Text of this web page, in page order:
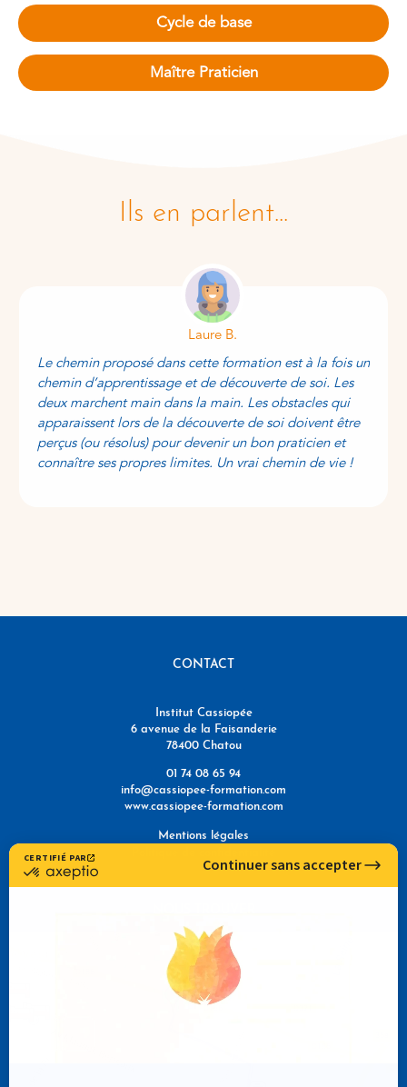
Cycle de base
Maître Praticien
Ils en parlent...
Laure B.
Le chemin proposé dans cette formation est à la fois un
chemin d’apprentissage et de découverte de soi. Les
deux marchent main dans la main. Les obstacles qui
apparaissent lors de la découverte de soi doivent être
perçus (ou résolus) pour devenir un bon praticien et
connaître ses propres limites. Un vrai chemin de vie !
CONTACT
Institut Cassiopée
6 avenue de la Faisanderie
78400 Chatou
01 74 08 65 94
info@cassiopee-formation.com
www.cassiopee-formation.com
Mentions légales